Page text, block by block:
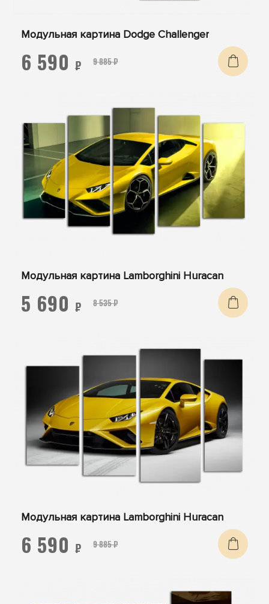
Модульная картина Dodge Challenger
9 885 ₽
6 590 ₽
Модульная картина Lamborghini Huracan
8 535 ₽
5 690 ₽
Модульная картина Lamborghini Huracan
9 885 ₽
6 590 ₽